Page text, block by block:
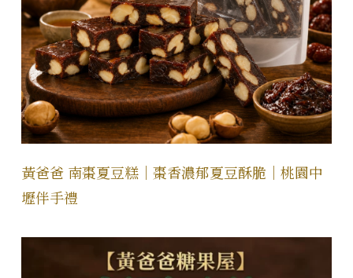
黃爸爸 南棗夏豆糕｜棗香濃郁夏豆酥脆｜桃園中
壢伴手禮